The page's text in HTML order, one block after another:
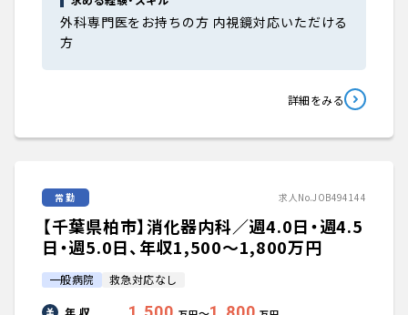
外科専門医をお持ちの方 内視鏡対応いただける
方
詳細をみる
常勤 求人No.JOB494144
【千葉県柏市】消化器内科／週4.0日・週4.5
日・週5.0日、年収1,500〜1,800万円
一般病院 救急対応なし
年 収